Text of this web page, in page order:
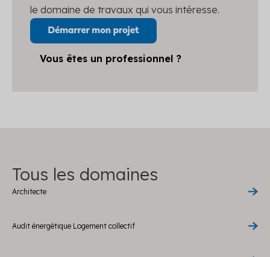
le domaine de travaux qui vous intéresse.
Vous êtes un professionnel ?
Tous les domaines
Architecte
Audit énergétique Logement collectif